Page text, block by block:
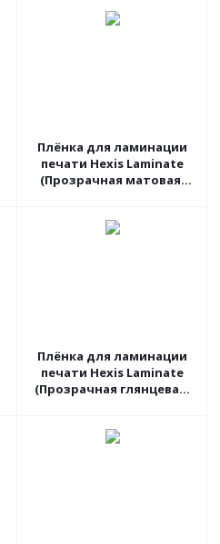
Плёнка для ламинации
печати Hexis Laminate
(Прозрачная матовая)
Плёнка для ламинации
печати Hexis Laminate
(Прозрачная глянцевая)